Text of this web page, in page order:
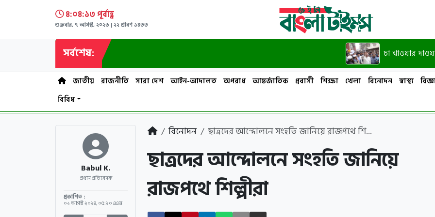
৪:০৪:১৪ পূর্বাহ্ণ
শুক্রবার, ৭ আগস্ট, ২০২৬ | ২২ শ্রাবণ ১৪৩৩
সর্বশেষ: চা খাওয়ার দাওয়াত
জাতীয় রাজনীতি সারা দেশ আইন-আদালত অপরাধ আন্তর্জাতিক প্রবাসী শিক্ষা খেলা বিনোদন স্বাস্থ্য
বিবিধ
Babul K.
প্রধান প্রতিবেদক
প্রকাশিত :
০১ আগস্ট ২০২৪,০৫:২০ এএম
বিনোদন ছাত্রদের আন্দোলনে সংহতি জানিয়ে রাজপথে শি...
ছাত্রদের আন্দোলনে সংহতি জানিয়ে
রাজপথে শিল্পীরা